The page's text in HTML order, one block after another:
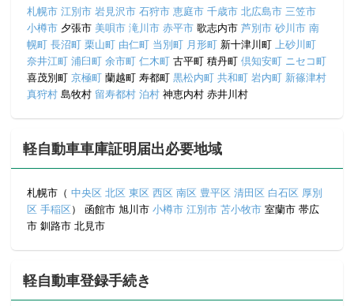
札幌市 江別市 岩見沢市 石狩市 恵庭市 千歳市 北広島市 三笠市
小樽市 夕張市 美唄市 滝川市 赤平市 歌志内市 芦別市 砂川市 南
幌町 長沼町 栗山町 由仁町 当別町 月形町 新十津川町
上砂川町
奈井江町 浦臼町 余市町 仁木町 古平町 積丹町 倶知安町 ニセコ町
喜茂別町 京極町 蘭越町 寿都町 黒松内町 共和町 岩内町 新篠津村
真狩村 島牧村 留寿都村 泊村 神恵内村 赤井川村
軽自動車車庫証明届出必要地域
札幌市（ 中央区 北区 東区 西区 南区 豊平区 清田区 白石区 厚別
区 手稲区 ） 函館市 旭川市 小樽市 江別市 苫小牧市 室蘭市 帯広
市 釧路市 北見市
軽自動車登録手続き